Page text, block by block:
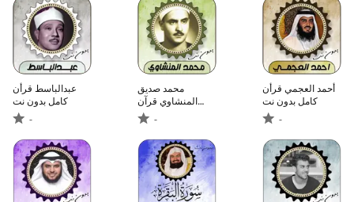
عبدالباسط قرأن
كامل بدون نت
-
محمد صديق
المنشاوي قرآن
كامل -
أحمد العجمي قرأن
كامل بدون نت
-